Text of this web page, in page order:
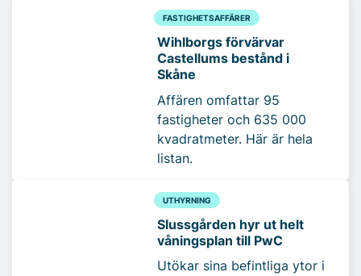
FASTIGHETSAFFÄRER
Wihlborgs förvärvar
Castellums bestånd i
Skåne
Affären omfattar 95
fastigheter och 635 000
kvadratmeter. Här är hela
listan.
UTHYRNING
Slussgården hyr ut helt
våningsplan till PwC
Utökar sina befintliga ytor i